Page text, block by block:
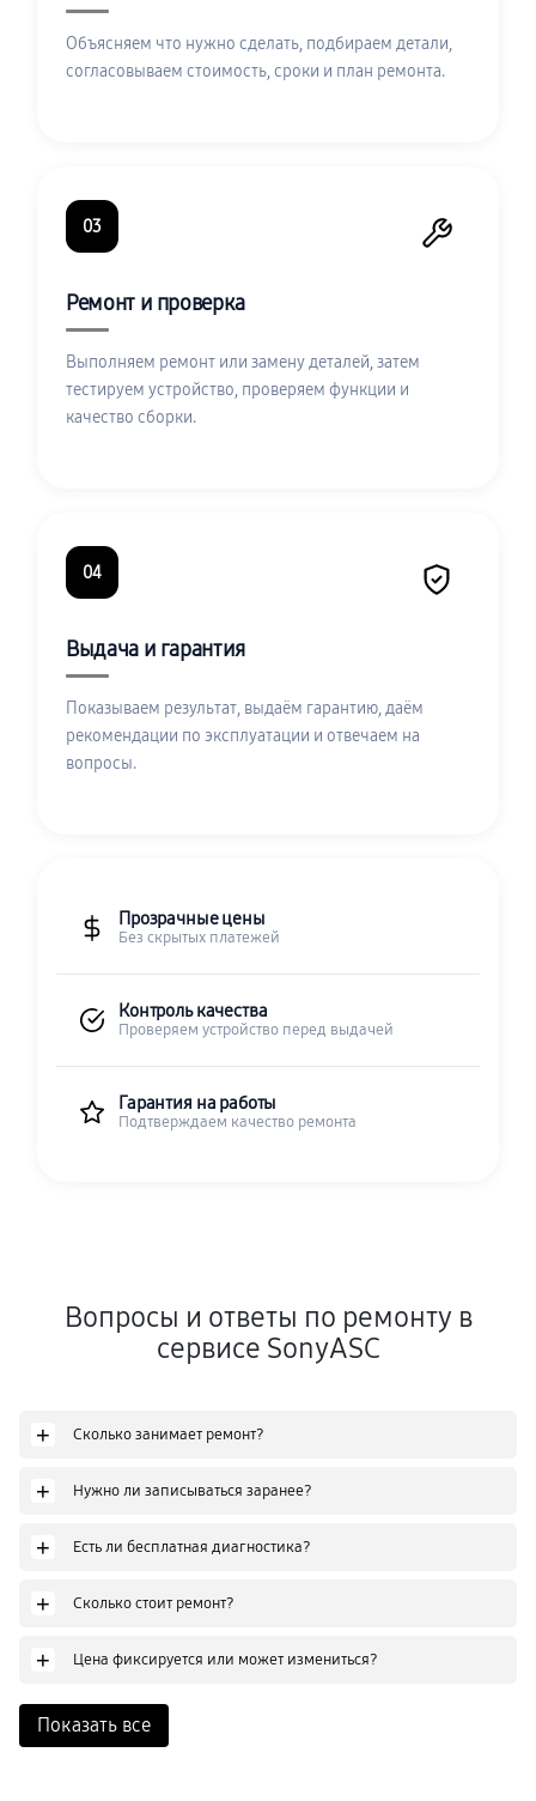
Объясняем что нужно сделать, подбираем детали,
согласовываем стоимость, сроки и план ремонта.
03
Ремонт и проверка
Выполняем ремонт или замену деталей, затем
тестируем устройство, проверяем функции и
качество сборки.
04
Выдача и гарантия
Показываем результат, выдаём гарантию, даём
рекомендации по эксплуатации и отвечаем на
вопросы.
Прозрачные цены
Без скрытых платежей
Контроль качества
Проверяем устройство перед выдачей
Гарантия на работы
Подтверждаем качество ремонта
Вопросы и ответы по ремонту в
сервисе SonyASC
+ Сколько занимает ремонт?
+ Нужно ли записываться заранее?
+ Есть ли бесплатная диагностика?
+ Сколько стоит ремонт?
+ Цена фиксируется или может измениться?
Показать все